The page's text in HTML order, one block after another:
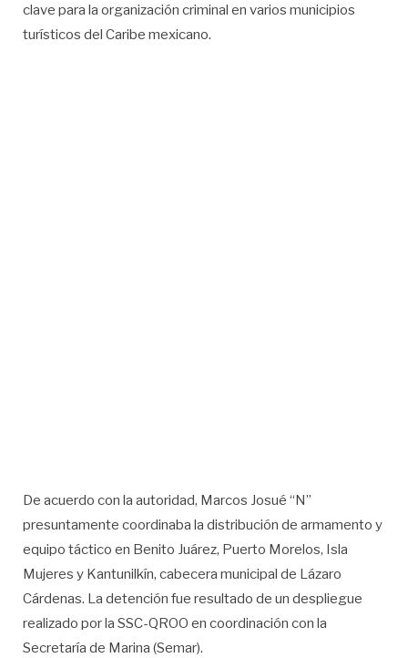
clave para la organización criminal en varios municipios
turísticos del Caribe mexicano.
De acuerdo con la autoridad, Marcos Josué “N”
presuntamente coordinaba la distribución de armamento y
equipo táctico en Benito Juárez, Puerto Morelos, Isla
Mujeres y Kantunilkín, cabecera municipal de Lázaro
Cárdenas. La detención fue resultado de un despliegue
realizado por la SSC-QROO en coordinación con la
Secretaría de Marina (Semar).